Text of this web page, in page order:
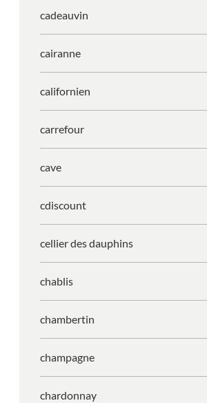
cadeauvin
cairanne
californien
carrefour
cave
cdiscount
cellier des dauphins
chablis
chambertin
champagne
chardonnay